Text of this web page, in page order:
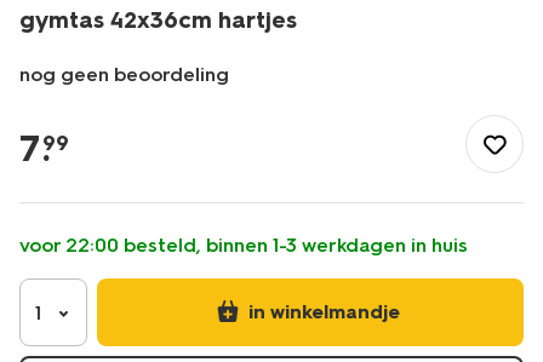
gymtas 42x36cm hartjes
nog geen beoordeling
kantoor/schooltassen/gymtassen/gymtas-
42x36cm-
14503003.html
7.
99
voor 22:00 besteld, binnen 1-3 werkdagen in huis
1 in winkelmandje